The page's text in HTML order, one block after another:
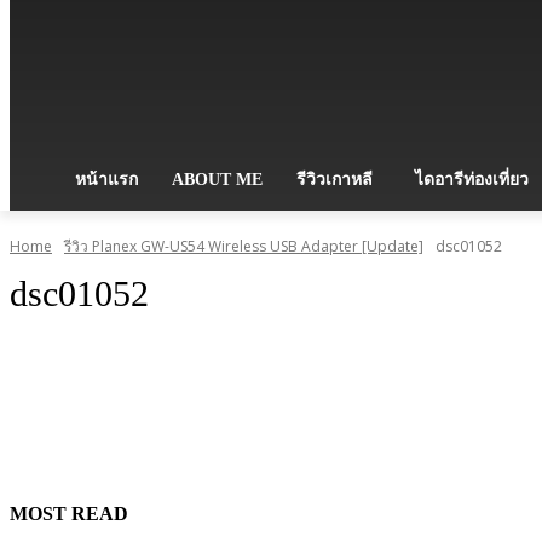
หน้าแรก ABOUT ME รีวิวเกาหลี ไดอารีท่องเที่ยว
Home รีวิว Planex GW-US54 Wireless USB Adapter [Update] dsc01052
dsc01052
MOST READ